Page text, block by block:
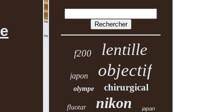
f200 lentille
japon objectif
olympe chirurgical
fluotar nikon japan